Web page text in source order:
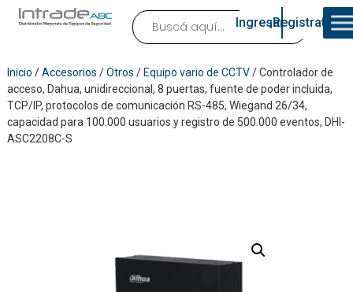
Ingresar¡Registrate!
Inicio /Accesorios /Otros / Equipo vario de CCTV/ Controlador de
acceso, Dahua, unidireccional, 8 puertas, fuente de poder incluida,
TCP/IP, protocolos de comunicación RS-485, Wiegand 26/34,
capacidad para 100.000 usuarios y registro de 500.000 eventos, DHI-
ASC2208C-S